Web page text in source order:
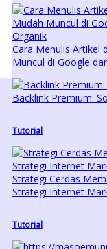
Cara Menulis Artikel
Muncul di Google
Backlink Premium:
Tutorial
Strategi Cerdas
Strategi Internet
Tutorial